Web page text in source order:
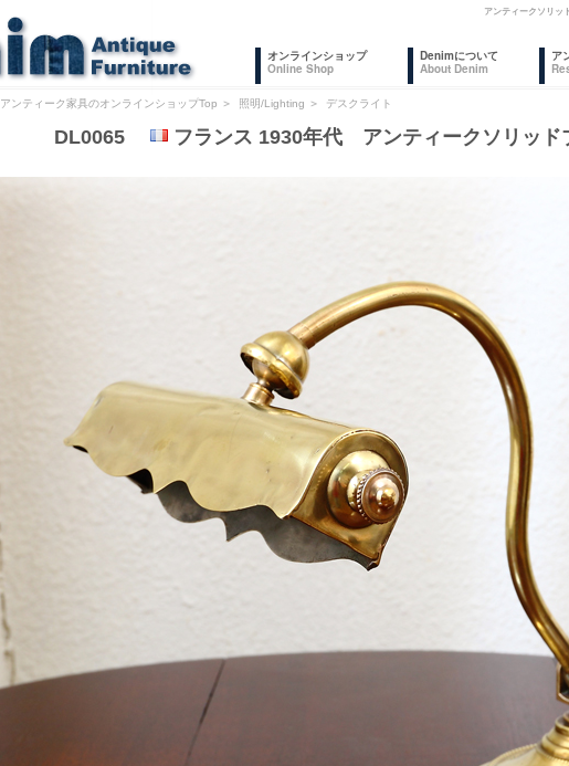
アンティークソリッ
オンラインショップ
Online Shop
Denimについて
About Denim
ア
アンティーク家具のオンラインショップTop ＞ 照明/Lighting ＞ デスクライト
DL0065 フランス 1930年代 アンティークソリッド